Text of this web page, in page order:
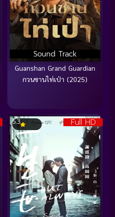
Sound Track
Guanshan Grand Guardian
กวนซานไท่เป่า (2025)
Full HD
5.3